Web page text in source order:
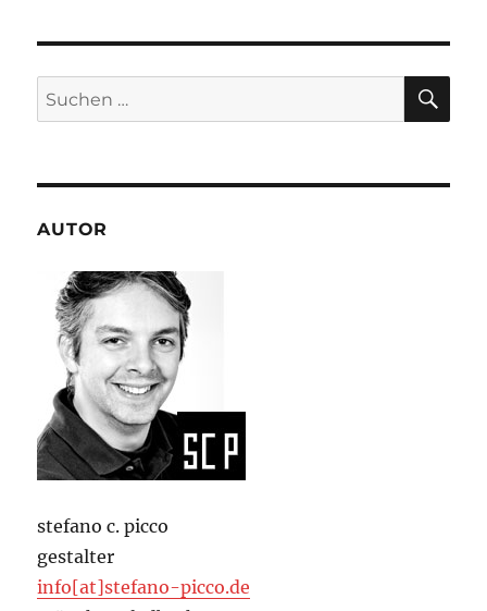
Suchen
nach:
AUTOR
stefano c. picco
gestalter
info[at]stefano-picco.de